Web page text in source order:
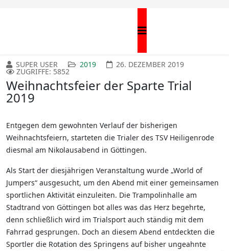
SUPER USER 2019 26. DEZEMBER 2019
ZUGRIFFE: 5852
Weihnachtsfeier der Sparte Trial
2019
Entgegen dem gewohnten Verlauf der bisherigen
Weihnachtsfeiern, starteten die Trialer des TSV Heiligenrode
diesmal am Nikolausabend in Göttingen.
Als Start der diesjährigen Veranstaltung wurde „World of
Jumpers“ ausgesucht, um den Abend mit einer gemeinsamen
sportlichen Aktivität einzuleiten. Die Trampolinhalle am
Stadtrand von Göttingen bot alles was das Herz begehrte,
denn schließlich wird im Trialsport auch ständig mit dem
Fahrrad gesprungen. Doch an diesem Abend entdeckten die
Sportler die Rotation des Springens auf bisher ungeahnte